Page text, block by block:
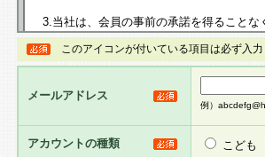
3.当社は、会員の事前の承諾を得ること
規約を任意に制定、変更または修正する
は、本規約においては本サイトに掲示し
して告知の案内を配信または本サイトに
るものとします。
このアイコンが付いている項目は必ず入力
メールアドレス
例）
アカウントの種類 こども